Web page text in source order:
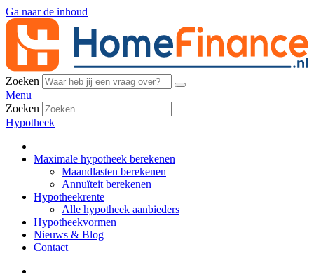
Ga naar de inhoud
Zoeken
Menu
Zoeken
Hypotheek
Maximale hypotheek berekenen
Maandlasten berekenen
Annuïteit berekenen
Hypotheekrente
Alle hypotheek aanbieders
Hypotheekvormen
Nieuws & Blog
Contact